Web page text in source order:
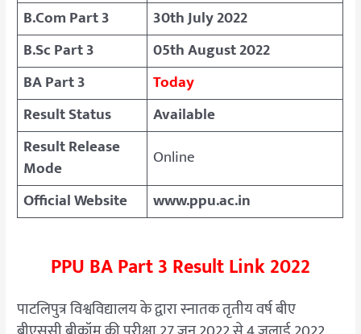
B.Com Part 3
30th July 2022
B.Sc Part 3
05th August 2022
BA Part 3
Today
Result Status
Available
Result Release
Mode
Online
Official Website
www.ppu.ac.in
PPU BA Part 3 Result Link 2022
पाटलिपुत्र विश्वविद्यालय के द्वारा स्नातक तृतीय वर्ष बीए